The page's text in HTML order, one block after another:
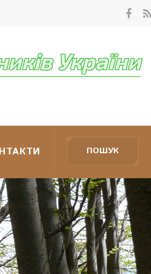
України
ПОШУК